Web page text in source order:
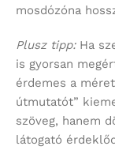
mosdózóna
Plusz tipp:Ha
is gyorsan
érdemes a
útmutatót”
szöveg, hanem
látogató